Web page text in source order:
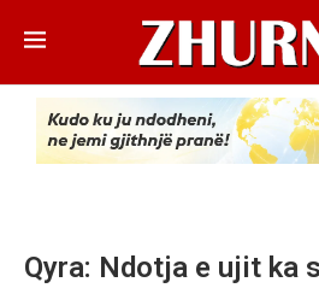
Qyra: Ndotja e ujit ka